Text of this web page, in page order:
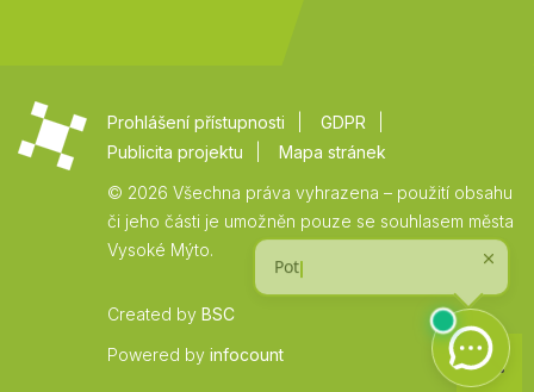
Prohlášení přístupnosti
GDPR
Publicita projektu
Mapa stránek
© 2026 Všechna práva vyhrazena – použití obsahu
či jeho části je umožněn pouze se souhlasem města
Vysoké Mýto.
Created by BSC
Powered by infocount
Zpět
na